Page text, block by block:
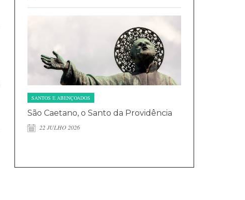
SANTOS E ABENÇOADOS
São Caetano, o Santo da Providência
22 JULHO 2026